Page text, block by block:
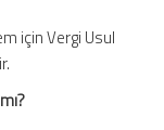
için Vergi Usul